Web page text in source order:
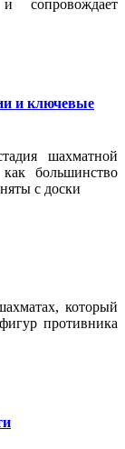
сопровождает
и ключевые
шахматной
большинство
с доски
который
противника